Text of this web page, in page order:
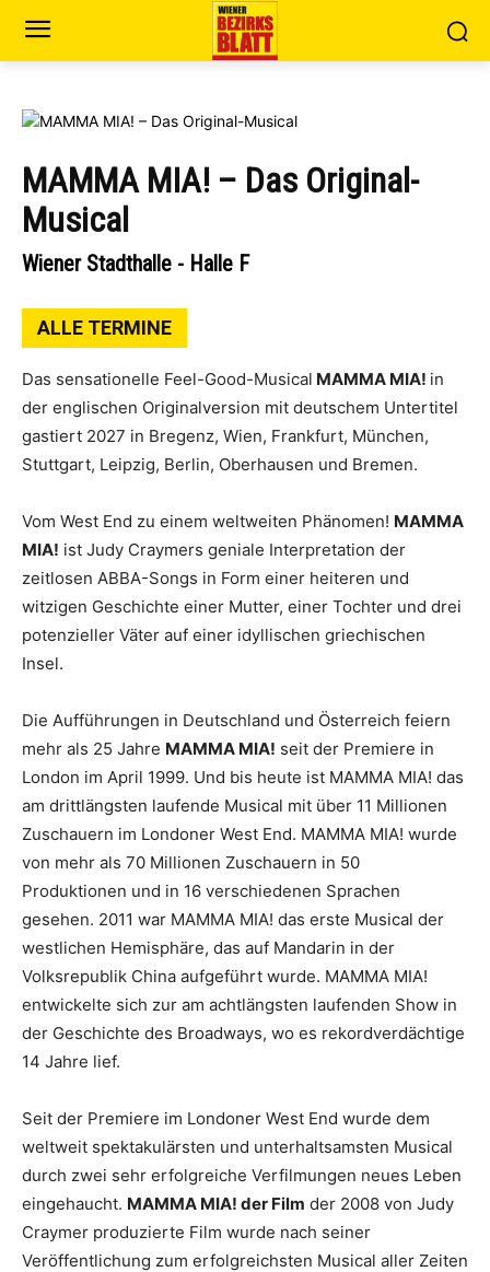
MAMMA MIA! – Das Original-
Musical
Wiener Stadthalle - Halle F
ALLE TERMINE
Das sensationelle Feel-Good-Musical MAMMA MIA! in
der englischen Originalversion mit deutschem Untertitel
gastiert 2027 in Bregenz, Wien, Frankfurt, München,
Stuttgart, Leipzig, Berlin, Oberhausen und Bremen.
Vom West End zu einem weltweiten Phänomen! MAMMA
MIA! ist Judy Craymers geniale Interpretation der
zeitlosen ABBA-Songs in Form einer heiteren und
witzigen Geschichte einer Mutter, einer Tochter und drei
potenzieller Väter auf einer idyllischen griechischen
Insel.
Die Aufführungen in Deutschland und Österreich feiern
mehr als 25 Jahre MAMMA MIA! seit der Premiere in
London im April 1999. Und bis heute ist MAMMA MIA! das
am drittlängsten laufende Musical mit über 11 Millionen
Zuschauern im Londoner West End. MAMMA MIA! wurde
von mehr als 70 Millionen Zuschauern in 50
Produktionen und in 16 verschiedenen Sprachen
gesehen. 2011 war MAMMA MIA! das erste Musical der
westlichen Hemisphäre, das auf Mandarin in der
Volksrepublik China aufgeführt wurde. MAMMA MIA!
entwickelte sich zur am achtlängsten laufenden Show in
der Geschichte des Broadways, wo es rekordverdächtige
14 Jahre lief.
Seit der Premiere im Londoner West End wurde dem
weltweit spektakulärsten und unterhaltsamsten Musical
durch zwei sehr erfolgreiche Verfilmungen neues Leben
eingehaucht. MAMMA MIA! der Film der 2008 von Judy
Craymer produzierte Film wurde nach seiner
Veröffentlichung zum erfolgreichsten Musical aller Zeiten